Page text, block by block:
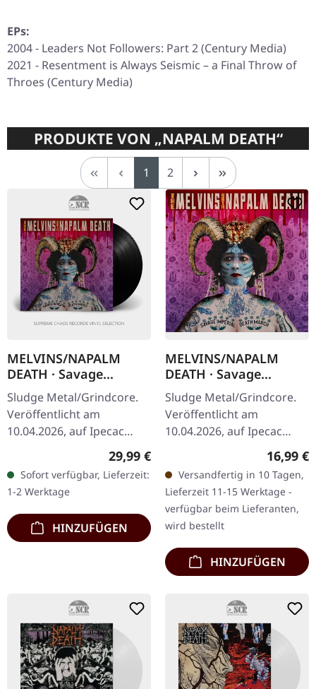
EPs:
2004 - Leaders Not Followers: Part 2 (Century Media)
2021 - Resentment is Always Seismic – a Final Throw of
Throes (Century Media)
PRODUKTE VON „NAPALM DEATH“
Seite
1 Seite
2
MELVINS/NAPALM
DEATH · Savage
Imperial Death March
| BLACK LP
Sludge Metal/Grindcore.
Veröffentlicht am
10.04.2026, auf Ipecac
Recordings. Schwarzes
Vinyl im Standard-Cover
mit neuem Artwork und 2
Bonus-Tracks.…
Regulärer Preis:
29,99 €
Sofort verfügbar, Lieferzeit:
1-2 Werktage
HINZUFÜGEN
MELVINS/NAPALM
DEATH · Savage
Imperial Death March
| DIGISLEEVE CD
Sludge Metal/Grindcore.
Veröffentlicht am
10.04.2026, auf Ipecac
Digisleeve mit neuem
Artwork und 2 Bonus-
Tracks. Zwei der…
16,99 €
Versandfertig in 10 Tagen,
Lieferzeit 11-15 Werktage -
verfügbar beim Lieferanten,
wird bestellt
HINZUFÜGEN